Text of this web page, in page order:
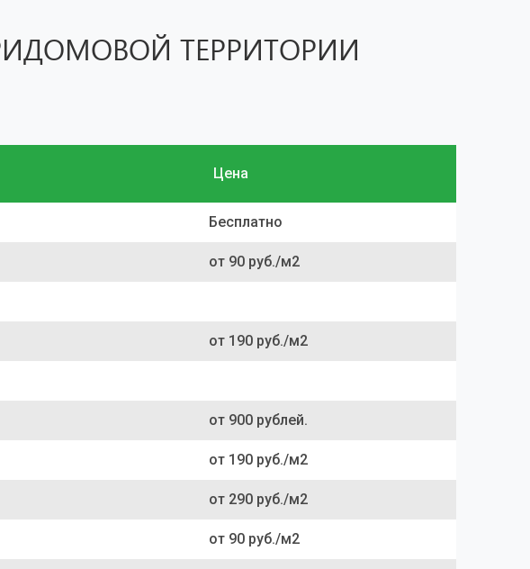
ТЕРРИТОРИИ
Цена
Бесплатно
от 90 руб./м2
от 190 руб./м2
от 900 рублей.
от 190 руб./м2
от 290 руб./м2
от 90 руб./м2